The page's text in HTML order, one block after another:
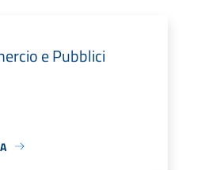
e Pubblici